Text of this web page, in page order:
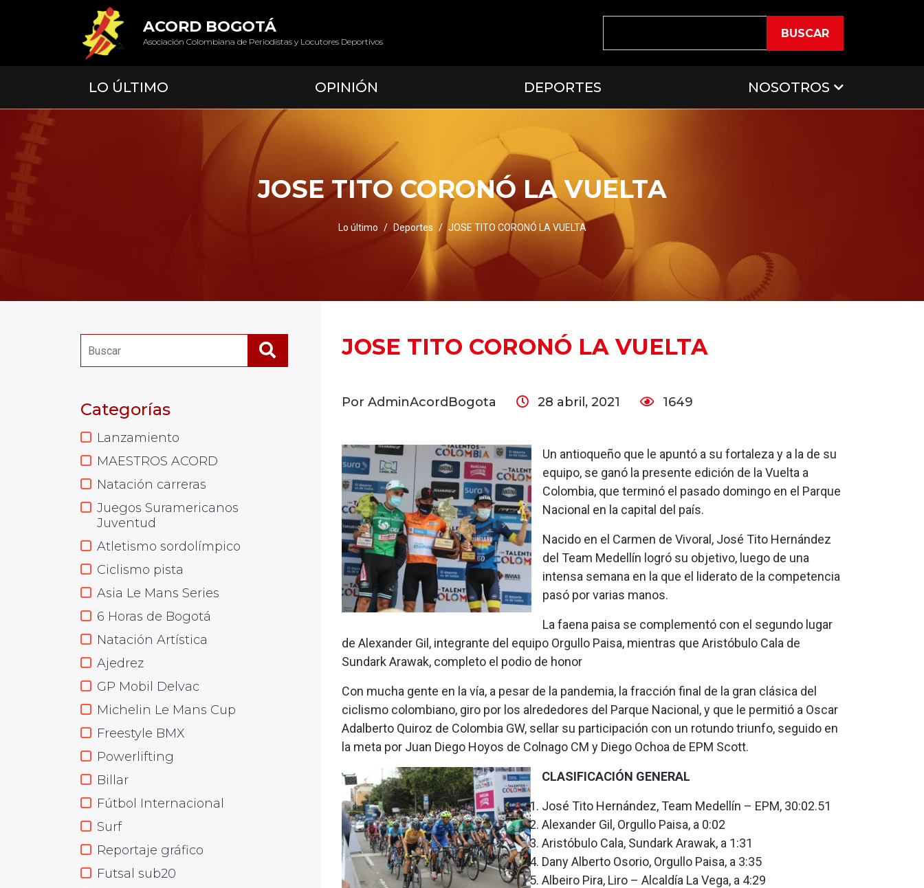
ACORD BOGOTÁ
Asociación Colombiana de Periodistas y Locutores Deportivos
BUSCAR
LO ÚLTIMO OPINIÓN DEPORTES NOSOTROS
JOSE TITO CORONÓ LA VUELTA
Lo último Deportes JOSE TITO CORONÓ LA VUELTA
Categorías
Lanzamiento
MAESTROS ACORD
Natación carreras
Juegos Suramericanos
Juventud
Atletismo sordolímpico
Ciclismo pista
Asia Le Mans Series
6 Horas de Bogotá
Natación Artística
Ajedrez
GP Mobil Delvac
Michelin Le Mans Cup
Freestyle BMX
Powerlifting
Billar
Fútbol Internacional
Surf
Reportaje gráfico
Futsal sub20
JOSE TITO CORONÓ LA VUELTA
Por AdminAcordBogota 28 abril, 2021 1649
Un antioqueño que le apuntó a su fortaleza y a la de su
equipo, se ganó la presente edición de la Vuelta a
Colombia, que terminó el pasado domingo en el Parque
Nacional en la capital del país.
Nacido en el Carmen de Vivoral, José Tito Hernández
del Team Medellín logró su objetivo, luego de una
intensa semana en la que el liderato de la competencia
pasó por varias manos.
La faena paisa se complementó con el segundo lugar
de Alexander Gil, integrante del equipo Orgullo Paisa, mientras que Aristóbulo Cala de
Sundark Arawak, completo el podio de honor
Con mucha gente en la vía, a pesar de la pandemia, la fracción final de la gran clásica del
ciclismo colombiano, giro por los alrededores del Parque Nacional, y que le permitió a Oscar
Adalberto Quiroz de Colombia GW, sellar su participación con un rotundo triunfo, seguido en
la meta por Juan Diego Hoyos de Colnago CM y Diego Ochoa de EPM Scott.
CLASIFICACIÓN GENERAL
José Tito Hernández, Team Medellín – EPM, 30:02.51
Alexander Gil, Orgullo Paisa, a 0:02
Aristóbulo Cala, Sundark Arawak, a 1:31
Dany Alberto Osorio, Orgullo Paisa, a 3:35
Albeiro Pira, Liro – Alcaldía La Vega, a 4:29